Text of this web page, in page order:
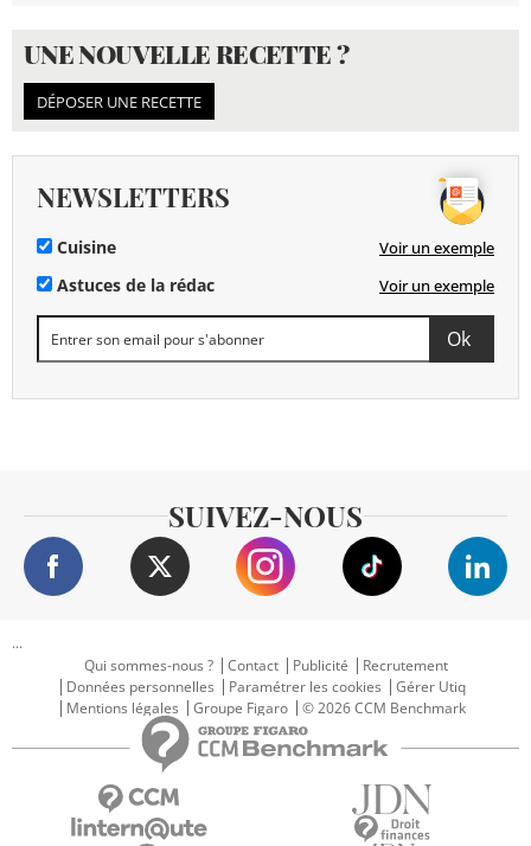
UNE NOUVELLE RECETTE ?
DÉPOSER UNE RECETTE
NEWSLETTERS
Cuisine Voir un exemple
Astuces de la rédac Voir un exemple
SUIVEZ-NOUS
...
Qui sommes-nous ?
Contact Publicité
Recrutement
Données personnelles
Paramétrer les cookies
Gérer Utiq
Mentions légales
Groupe Figaro © 2026 CCM Benchmark